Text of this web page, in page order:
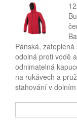
Pánská,
odolná proti vodě
odnimatelná
na rukávech a
stahování v